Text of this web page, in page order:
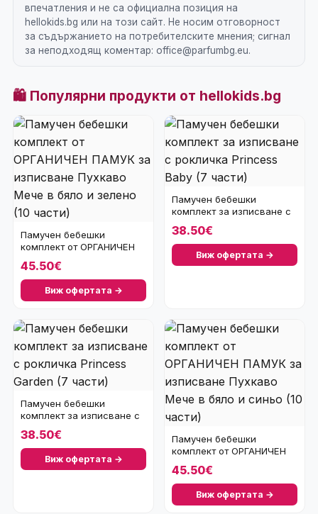
впечатления и не са официална позиция на
hellokids.bg или на този сайт. Не носим отговорност
за съдържанието на потребителските мнения; сигнал
за неподходящ коментар: office@parfumbg.eu.
🛍️ Популярни продукти от hellokids.bg
Памучен бебешки
комплект от ОРГАНИЧЕН
45.50€
Виж офертата →
Памучен бебешки
комплект за изписване с
38.50€
Виж офертата →
Памучен бебешки
комплект за изписване с
38.50€
Виж офертата →
Памучен бебешки
комплект от ОРГАНИЧЕН
45.50€
Виж офертата →